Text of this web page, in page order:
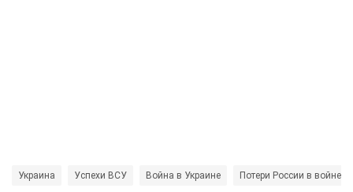
Украина Успехи ВСУ Война в Украине Потери России в войне с